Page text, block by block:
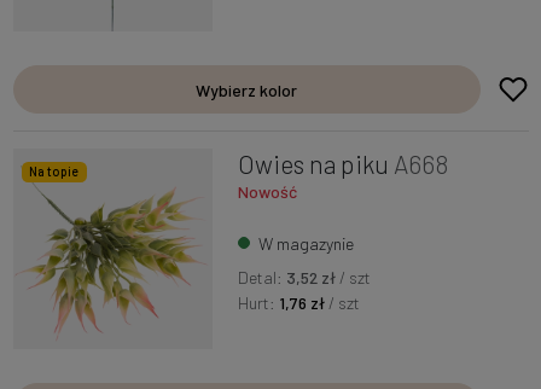
Wybierz kolor
Na topie Owies na piku A668
Nowość
W magazynie
Detal: 3,52 zł / szt
Hurt: 1,76 zł / szt